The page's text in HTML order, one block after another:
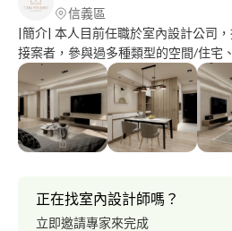
信義區
|簡介| 本人目前任職於室內設計公司，擔任室內設計師一職，兼職
接案者，參與過多種類型的空間/住宅、
常作業時間會是利用下班後之空檔，
更多的作品。 |專職項目|室內設計 主要以代繪室內設計相關圖面為
主， －施工圖面、3D建模、3D模型渲染－ 若有空間規劃之需求也
可討論配合 －現況丈量、空間規劃、圖面繪製、工程發包－ |使用
軟體| 2D圖面:AutoCAD 3D圖面:Sketchup 渲染:V-Ray、Enscape |
算做調整，少量、小案、急件也都接
正在找室內設計師嗎？
立即邀請專家來完成